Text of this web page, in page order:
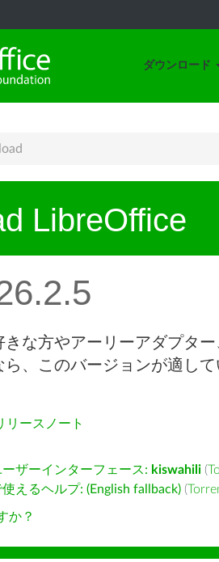
ダウンロード
LibreOffice
きな方やアーリーアダプタ
ら、このバージョンが適して
リースノート
ザーインターフェース: kiswahili (
えるヘルプ: (English fallback) (
か？